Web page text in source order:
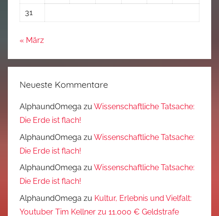
31
« März
Neueste Kommentare
AlphaundOmega zu Wissenschaftliche Tatsache:
Die Erde ist flach!
AlphaundOmega zu Wissenschaftliche Tatsache:
Die Erde ist flach!
AlphaundOmega zu Wissenschaftliche Tatsache:
Die Erde ist flach!
AlphaundOmega zu Kultur, Erlebnis und Vielfalt:
Youtuber Tim Kellner zu 11.000 € Geldstrafe